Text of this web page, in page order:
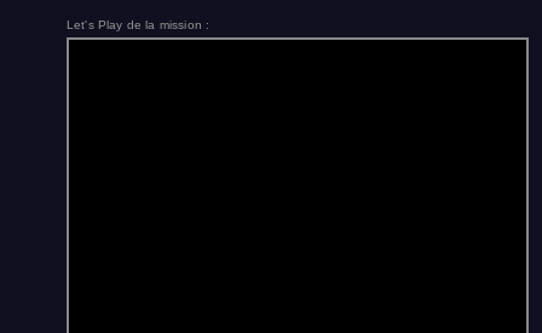
Let's Play de la mission :